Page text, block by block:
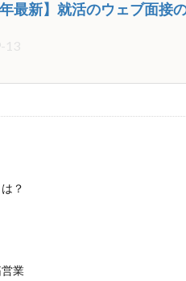
年最新】就活のウェブ面接
13
？
業